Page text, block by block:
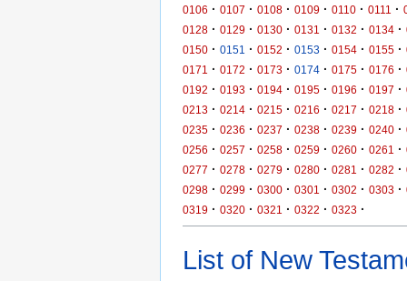
0106 · 0107 · 0108 · 0109 · 0110 · 0111 ·
0128 · 0129 · 0130 · 0131 · 0132 · 0134 ·
0150 · 0151 · 0152 · 0153 · 0154 · 0155 ·
0171
· 0172 · 0173 · 0174 · 0175 · 0176 ·
0192 · 0193 · 0194 · 0195 · 0196 · 0197 ·
0213 · 0214 · 0215 · 0216 · 0217 · 0218 ·
0235 · 0236 · 0237 · 0238 · 0239 · 0240 ·
0256 · 0257 · 0258 · 0259 · 0260 · 0261 ·
0277 · 0278 · 0279 · 0280 · 0281 · 0282 ·
0298 · 0299 · 0300 · 0301 · 0302 · 0303 ·
0319 · 0320 · 0321 · 0322 · 0323 ·
List of New